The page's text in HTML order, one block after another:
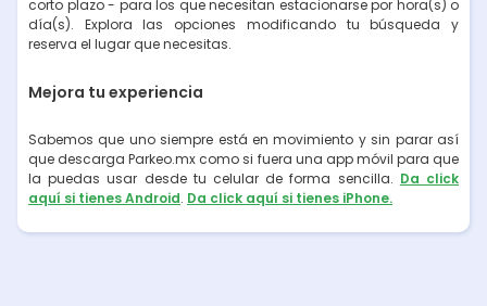
corto plazo - para los que necesitan estacionarse por hora(s) o
día(s). Explora las opciones modificando tu búsqueda y
reserva el lugar que necesitas.
Mejora tu experiencia
Sabemos que uno siempre está en movimiento y sin parar así
que descarga Parkeo.mx como si fuera una app móvil para que
la puedas usar desde tu celular de forma sencilla. Da click
aquí si tienes Android. Da click aquí si tienes iPhone.